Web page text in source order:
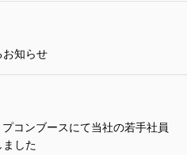
お知らせ
コンブースにて当社の若手社員
した